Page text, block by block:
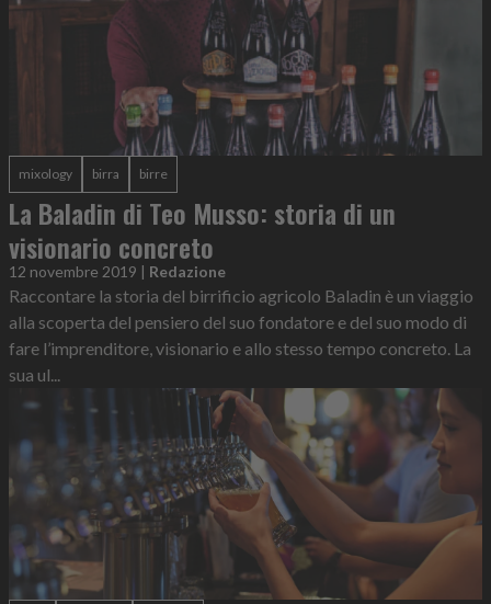
mixology birra birre
La Baladin di Teo Musso: storia di un
visionario concreto
12 novembre 2019 | Redazione
Raccontare la storia del birrificio agricolo Baladin è un viaggio
alla scoperta del pensiero del suo fondatore e del suo modo di
fare l’imprenditore, visionario e allo stesso tempo concreto. La
sua ul...